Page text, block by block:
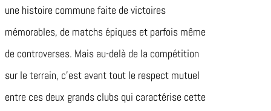
une histoire commune faite de victoires
mémorables, de matchs épiques et parfois même
de controverses. Mais au-delà de la compétition
sur le terrain, c’est avant tout le respect mutuel
entre ces deux grands clubs qui caractérise cette